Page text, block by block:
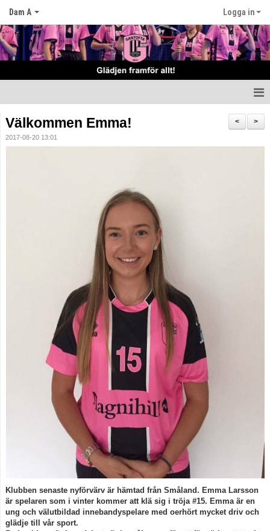
Dam A Logga in
Nyheter
>
<
Välkommen Emma!
2017-08-20 13:01
Klubben senaste nyförvärv är hämtad från Småland. Emma Larsson
är spelaren som i vinter kommer att klä sig i tröja #15. Emma är en
ung och välutbildad innebandyspelare med oerhört mycket driv och
glädje till vår sport.